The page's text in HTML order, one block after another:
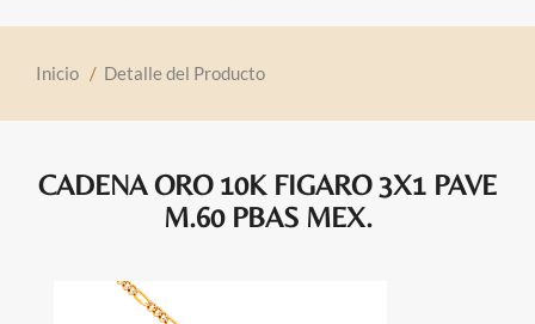
Inicio / Detalle del Producto
CADENA ORO 10K FIGARO 3X1 PAVE
M.60 PBAS MEX.